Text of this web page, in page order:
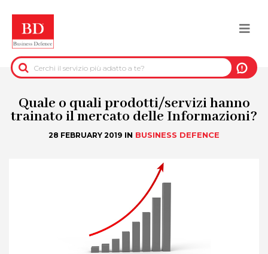
contenuto
principale
BACK
INFORMAZIONI PRE-CONTRATTUALI
CREDITO
INFORMAZIONI IMMOBILIARI
DATI UFFICIALI
DUE DILIGENCE
Quale o quali prodotti/servizi hanno
trainato il mercato delle Informazioni?
28 FEBRUARY 2019 IN BUSINESS DEFENCE